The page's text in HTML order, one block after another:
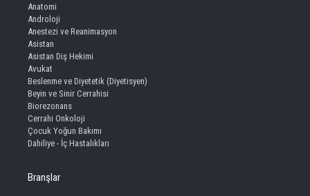
Anatomi
Androloji
Anestezi ve Reanimasyon
Asistan
Asistan Diş Hekimi
Avukat
Beslenme ve Diyetetik (Diyetisyen)
Beyin ve Sinir Cerrahisi
Biorezonans
Cerrahi Onkoloji
Çocuk Yoğun Bakımı
Dahiliye - İç Hastalıkları
Branşlar